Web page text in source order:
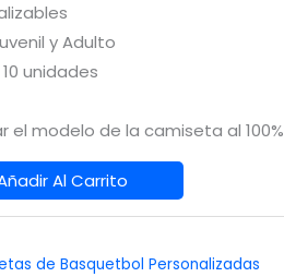
y Adulto
10 unidades
el modelo de la camiseta al 100%
Al Carrito
de Basquetbol Personalizadas